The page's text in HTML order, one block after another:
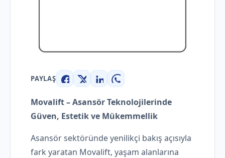
PAYLAŞ
Facebook
X LinkedInWhatsApp
Movalift – Asansör Teknolojilerinde
Güven, Estetik ve Mükemmellik
Asansör sektöründe yenilikçi bakış açısıyla
fark yaratan Movalift, yaşam alanlarına